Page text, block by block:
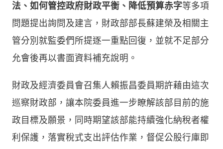
法、如何管控政府財政平衡、降低預算赤字等多項
問題提出詢問及建言，財政部部長蘇建榮及相關主
管分別就監委們所提逐一重點回復，並就不足部分
允會後再以書面資料補充說明。
財政及經濟委員會召集人賴振昌委員期許藉由這次
巡察財政部，讓本院委員進一步瞭解該部目前的施
政目標及願景，同時期望該部能持續強化納稅者權
利保護，落實稅式支出評估作業，督促公股行庫即